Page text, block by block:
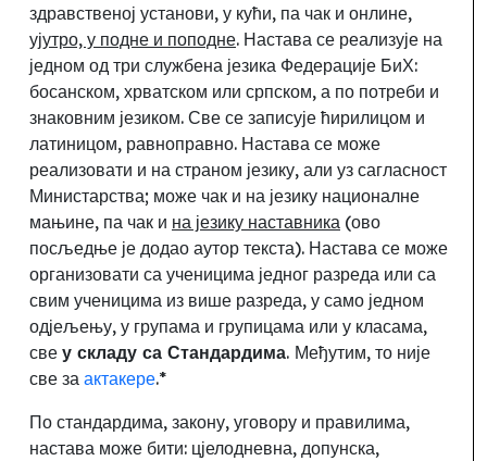
здравственој установи, у кући, па чак и онлине,
ујутро, у подне и поподне. Настава се реализује на
једном од три службена језика Федерације БиХ:
босанском, хрватском или српском, а по потреби и
знаковним језиком. Све се записује ћирилицом и
латиницом, равноправно. Настава се може
реализовати и на страном језику, али уз сагласност
Министарства; може чак и на језику националне
мањине, па чак и на језику наставника (ово
посљедње је додао аутор текста). Настава се може
организовати са ученицима једног разреда или са
свим ученицима из више разреда, у само једном
одјељењу, у групама и групицама или у класама,
све у складу са Стандардима. Међутим, то није
све за актакере.*
По стандардима, закону, уговору и правилима,
настава може бити: цјелодневна, допунска,